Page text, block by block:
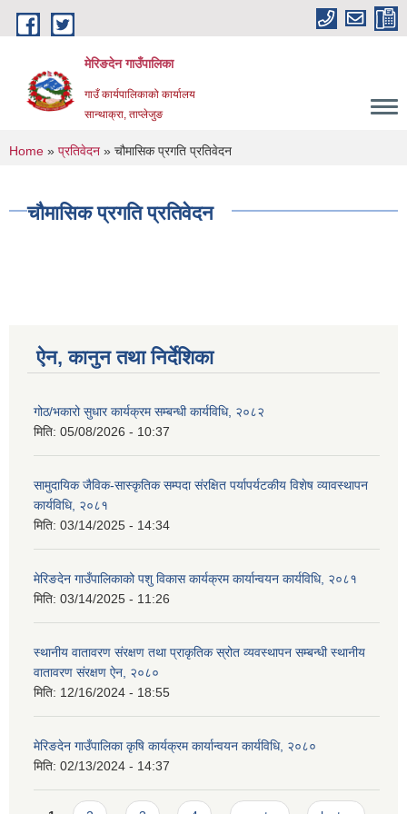
Skip to main content
मेरिङदेन गाउँपालिका
गाउँ कार्यपालिकाको कार्यालय
सान्थाक्रा, ताप्लेजुङ
You are here
Home » प्रतिवेदन » चौमासिक प्रगति प्रतिवेदन
चौमासिक प्रगति प्रतिवेदन
ऐन, कानुन तथा निर्देशिका
गोठ/भकारो सुधार कार्यक्रम सम्बन्धी कार्यविधि, २०८२
मिति: 05/08/2026 - 10:37
सामुदायिक जैविक-सास्कृतिक सम्पदा संरक्षित पर्यापर्यटकीय विशेष व्यावस्थापन
कार्यविधि, २०८१
मिति: 03/14/2025 - 14:34
मेरिङदेन गाउँपालिकाको पशु विकास कार्यक्रम कार्यान्वयन कार्यविधि, २०८१
मिति: 03/14/2025 - 11:26
स्थानीय वातावरण संरक्षण तथा प्राकृतिक स्रोत व्यवस्थापन सम्बन्धी स्थानीय
वातावरण संरक्षण ऐन, २०८०
मिति: 12/16/2024 - 18:55
मेरिङदेन गाउँपालिका कृषि कार्यक्रम कार्यान्वयन कार्यविधि, २०८०
मिति: 02/13/2024 - 14:37